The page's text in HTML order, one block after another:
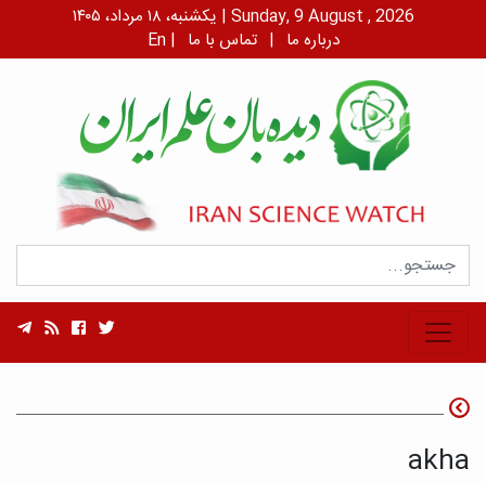
یکشنبه، ۱۸ مرداد، ۱۴۰۵ | Sunday, 9 August , 2026
En | درباره ما | تماس با ما
akha